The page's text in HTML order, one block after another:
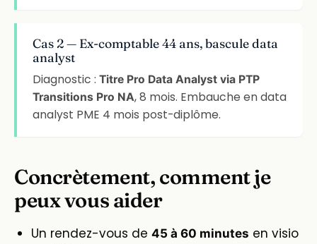
Cas 2 — Ex-comptable 44 ans, bascule data
analyst
Diagnostic :Titre Pro Data Analyst via PTP
Transitions Pro NA, 8 mois. Embauche en data
analyst PME 4 mois post-diplôme.
Concrètement, comment je
peux vous aider
Un rendez-vous de 45 à 60 minutes en visio